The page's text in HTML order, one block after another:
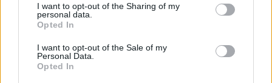
I want to opt-out of the Sharing of my
personal data.
Opted In
I want to opt-out of the Sale of my
Personal Data.
Opted In